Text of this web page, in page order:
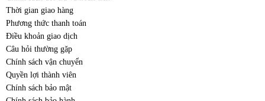
Thời gian giao hàng
Phương thức thanh toán
Điều khoản giao dịch
Câu hỏi thường gặp
Chính sách vận chuyển
Quyền lợi thành viên
Chính sách bảo mật